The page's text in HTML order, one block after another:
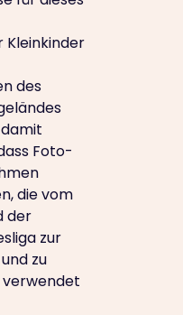
Kleinkinder
des
Foto-
die vom
der
zur
zu